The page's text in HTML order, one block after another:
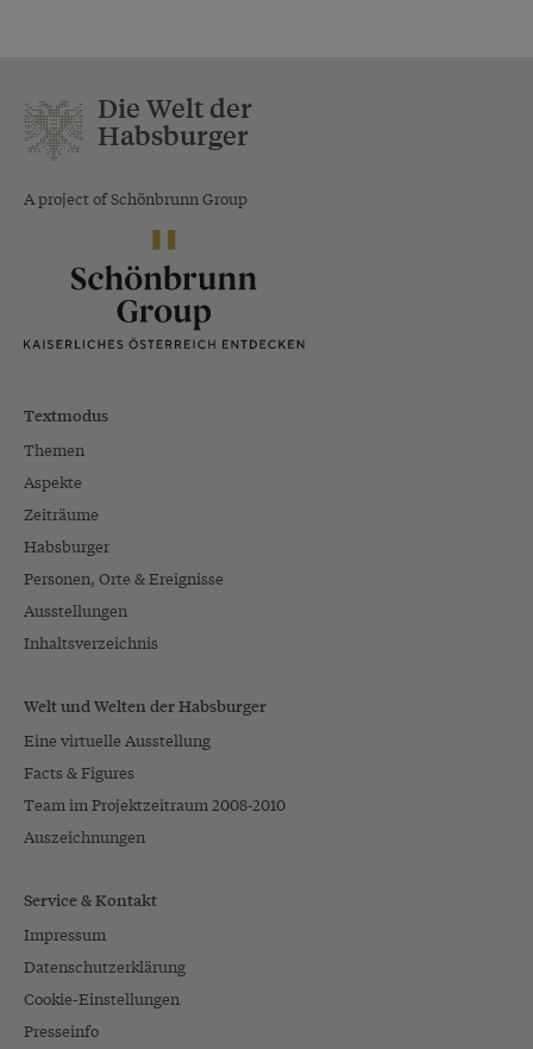
Die Welt der
Habsburger
A project of Schönbrunn Group
Textmodus
Themen
Aspekte
Zeiträume
Habsburger
Personen, Orte & Ereignisse
Ausstellungen
Inhaltsverzeichnis
Welt und Welten der Habsburger
Eine virtuelle Ausstellung
Facts & Figures
Team im Projektzeitraum 2008-2010
Auszeichnungen
Service & Kontakt
Impressum
Datenschutzerklärung
Cookie-Einstellungen
Presseinfo